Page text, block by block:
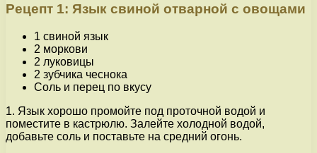
Рецепт 1: Язык свиной отварной с овощами
1 свиной язык
2 моркови
2 луковицы
2 зубчика чеснока
Соль и перец по вкусу
1. Язык хорошо промойте под проточной водой и
поместите в кастрюлю. Залейте холодной водой,
добавьте соль и поставьте на средний огонь.